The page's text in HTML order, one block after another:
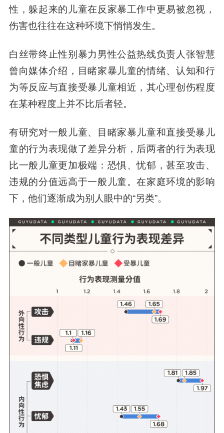
性，躲起来的儿童在反家暴工作中更易被忽视，
伤害也往往在这种环境下悄悄发生。
白丝带终止性别暴力男性公益热线负责人张智慧
曾向媒体介绍，目睹家暴儿童的情绪、认知和行
为等反应与直接受暴儿童相近，其心理创伤程度
在某种程度上并不比后者轻。
有研究对一般儿童、目睹家暴儿童和直接受暴儿
童的行为表现做了差异分析，后两者的行为表现
比一般儿童更加极端：恐惧、忧郁，甚至攻击、
违规的分值远高于一般儿童。在家庭环境的影响
下，他们逐渐成为别人眼中的“另类”。